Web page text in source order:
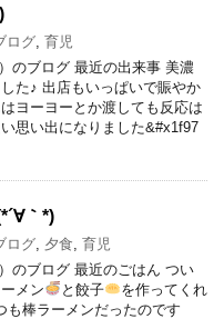
ログ 育児
のブログ 最近の出来事 美濃
た♪ 出店もいっぱいで賑やか
ヨーヨーとか渡しても反応は
思い出になりました&#x1f97
｀*)
ログ 夕食 育児
のブログ 最近のごはん つい
メン
と餃子
を作ってくれ
も棒ラーメンだったのです